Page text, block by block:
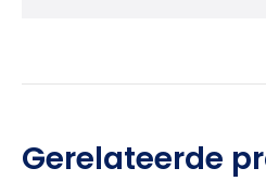
Gerelateerde